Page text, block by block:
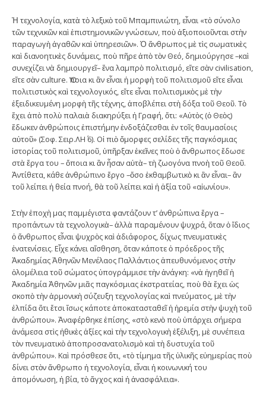
Ἡ τεχνολογία, κατὰ τὸ λεξικὸ τοῦ Μπαμπινιώτη, εἶναι «τὸ σύνολο
τῶν τεχνικῶν καὶ ἐπιστημονικῶν γνώσεων, ποὺ ἀξιοποιοῦνται στὴν
παραγωγὴ ἀγαθῶν καὶ ὑπηρεσιῶν». Ὁ ἄνθρωπος μὲ τὶς σωματικὲς
καὶ διανοητικὲς δυνάμεις, ποὺ πῆρε ἀπὸ τὸν Θεό, δημιούργησε –καὶ
συνεχίζει νὰ δημιουργεῖ– ἕνα λαμπρὸ πολιτισμό, εἴτε σὰν civilisation,
εἴτε σὰν culture. Ὅποια κι ἂν εἶναι ἡ μορφὴ τοῦ πολιτισμοῦ εἴτε εἶναι
πολιτιστικὸς καὶ τεχνολογικός, εἴτε εἶναι πολιτισμικὸς μὲ τὴν
ἐξειδικευμένη μορφὴ τῆς τέχνης, ἀποβλέπει στὴ δόξα τοῦ Θεοῦ. Τὸ
ἔχει ἀπὸ πολὺ παλαιὰ διακηρύξει ἡ Γραφή, ὅτι: «Αὐτὸς (ὁ Θεὸς)
ἔδωκεν ἀνθρώποις ἐπιστήμην ἐνδοξάζεσθαι ἐν τοῖς θαυμασίοις
αὐτοῦ» (Σοφ. Σειρ.ΛΗ΄ 6). Οἱ πιὸ ὄμορφες σελίδες τῆς παγκόσμιας
ἱστορίας τοῦ πολιτισμοῦ, ὑπῆρξαν ἐκεῖνες ποὺ ὁ ἄνθρωπος ἔδωσε
στὰ ἔργα του – ὅποια κι ἂν ἦσαν αὐτὰ– τὴ ζωογόνα πνοὴ τοῦ Θεοῦ.
Ἀντίθετα, κάθε ἀνθρώπινο ἔργο –ὅσο ἐκθαμβωτικὸ κι ἂν εἶναι– ἂν
τοῦ λείπει ἡ θεία πνοή, θὰ τοῦ λείπει καὶ ἡ ἀξία τοῦ «αἰωνίου».
Στὴν ἐποχὴ μας παμμέγιστα φαντάζουν τ’ ἀνθρώπινα ἔργα –
προπάντων τὰ τεχνολογικὰ– ἀλλὰ παραμένουν ψυχρά, ὅταν ὁ ἴδιος
ὁ ἄνθρωπος εἶναι ψυχρὸς καὶ ἀδιάφορος, δίχως πνευματικὲς
ἐνατενίσεις. Εἶχε κάνει αἴσθηση, ὅταν κάποτε ὁ πρόεδρος τῆς
Ἀκαδημίας Ἀθηνῶν Μενέλαος Παλλάντιος ἀπευθυνόμενος στὴν
ὁλομέλεια τοῦ σώματος ὑπογράμμισε τὴν ἀνάγκη: «νὰ ἡγηθεῖ ἡ
Ἀκαδημία Ἀθηνῶν μιᾶς παγκόσμιας ἐκστρατείας, ποὺ θὰ ἔχει ὡς
σκοπὸ τὴν ἁρμονικὴ σύζευξη τεχνολογίας καὶ πνεύματος, μὲ τὴν
ἐλπίδα ὅτι ἔτσι ἴσως κάποτε ἀποκατασταθεῖ ἡ ἠρεμία στὴν ψυχὴ τοῦ
ἀνθρώπου». Ἀναφέρθηκε ἐπίσης, «στὸ κενὸ ποὺ ὑπάρχει σήμερα
ἀνάμεσα στὶς ἠθικὲς ἀξίες καὶ τὴν τεχνολογικὴ ἐξέλιξη, μὲ συνέπεια
τὸν πνευματικὸ ἀποπροσανατολισμὸ καὶ τὴ δυστυχία τοῦ
ἀνθρώπου». Καὶ πρόσθεσε ὅτι, «τὸ τίμημα τῆς ὑλικῆς εὐημερίας ποὺ
δίνει στὸν ἄνθρωπο ἡ τεχνολογία, εἶναι ἡ κοινωνική του
ἀπομόνωση, ἡ βία, τὸ ἄγχος καὶ ἡ ἀνασφάλεια».